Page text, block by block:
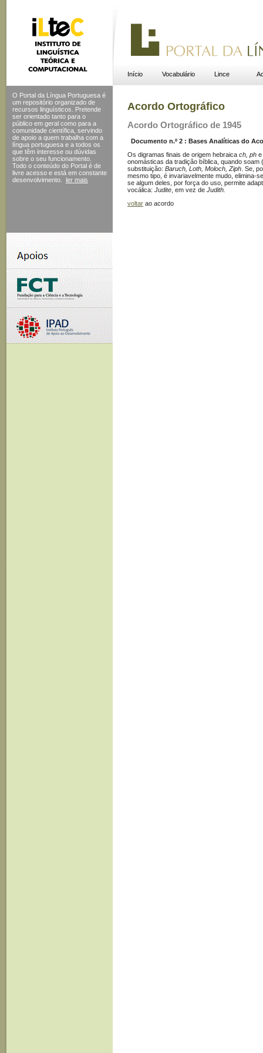
Início Vocabulário Lince
O Portal da Língua Portuguesa é
um repositório organizado de
recursos linguísticos. Pretende
ser orientado tanto para o
público em geral como para a
comunidade científica, servindo
de apoio a quem trabalha com a
língua portuguesa e a todos os
que têm interesse ou dúvidas
sobre o seu funcionamento.
Todo o conteúdo do Portal é de
livre acesso e está em constante
desenvolvimento.
ler mais
Acordo Ortográfico
Acordo Ortográfico de 1945
Documento n.º 2 : Bases Analíticas do
Os digramas finais de origem hebraica ch, ph e
onomásticas da tradição bíblica, quando soam (
substituição: Baruch, Loth, Moloch, Ziph . Se,
mesmo tipo, é invariavelmente mudo, elimina-
se algum deles, por força do uso, permite
vocálica: Judite , em vez de Judith.
voltar ao acordo